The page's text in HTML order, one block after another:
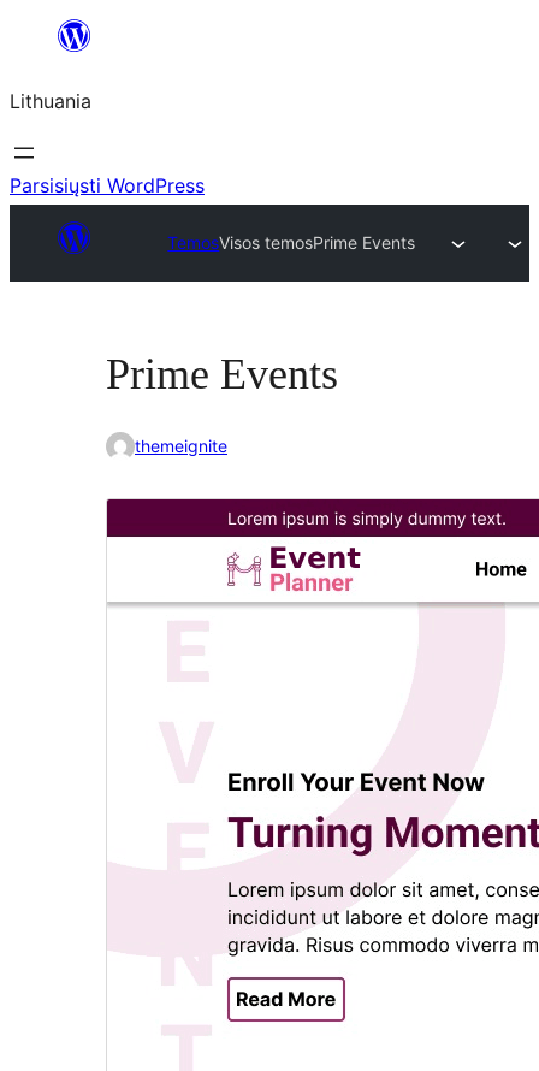
turinio
Lithuania
Parsisiųsti WordPress
TemosVisos temosPrime Events
Prime Events
themeignite